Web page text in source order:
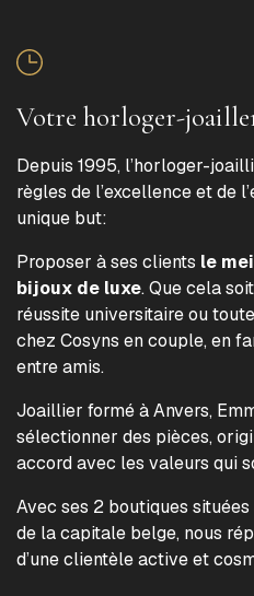
Votre horloger-
Depuis 1995, l’horloger-
règles de l’excellence et de
unique but:
Proposer à ses clients le
bijoux de luxe. Que cela
réussite universitaire ou
chez Cosyns en couple, en
entre amis.
Joaillier formé à Anvers,
sélectionner des pièces,
accord avec les valeurs qui
Avec ses 2 boutiques
de la capitale belge, nous
d’une clientèle active et